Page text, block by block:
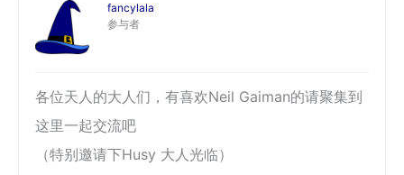
fancylala
参与者
各位天人的大人们，有喜欢Neil Gaiman的请聚集到
这里一起交流吧
（特别邀请下Husy 大人光临）